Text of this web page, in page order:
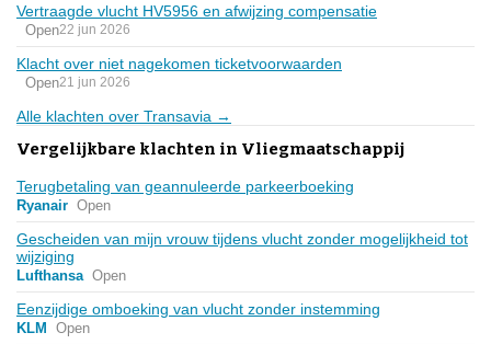
Vertraagde vlucht HV5956 en afwijzing compensatie
Open22 jun 2026
Klacht over niet nagekomen ticketvoorwaarden
Open21 jun 2026
Alle klachten over Transavia →
Vergelijkbare klachten in Vliegmaatschappij
Terugbetaling van geannuleerde parkeerboeking
Ryanair Open
Gescheiden van mijn vrouw tijdens vlucht zonder mogelijkheid tot
wijziging
Lufthansa Open
Eenzijdige omboeking van vlucht zonder instemming
KLM Open